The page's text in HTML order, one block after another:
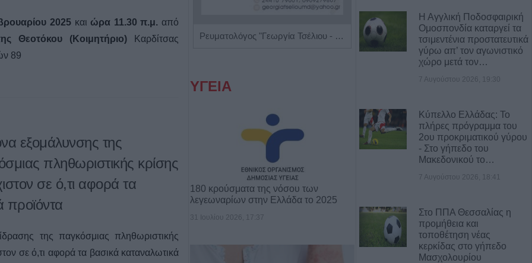
2025και ώρα 11.30 π.μ. από
Θεοτόκου (Κοιμητήριο) Καρδίτσας
89
εξομάλυνσης της
πληθωριστικής κρίσης
σε ό,τι αφορά τα
προϊόντα
της παγκόσμιας πληθωριστικής
σε ό,τι αφορά τα βασικά καταναλωτικά
Παιδοψυχίατρος "Ευθαλία Τζίλα" Ρευματολόγος "Γεωργία Τσέλιου - Κατσούλη" Ειδικός Αλλεργιολόγος 'Δημήτρης Ηλ. Κίτσος'
ΥΓΕΙΑ
180 κρούσματα της νόσου των
λεγεωναρίων στην Ελλάδα το 2025
31 Ιουλίου 2026, 17:37
Η Αγγλική Ποδοσφαιρική
Ομοσπονδία καταργεί τα
τσιμεντένια προστατευτικά
γύρω απ’ τον αγωνιστικό
χώρο μετά τον…
7 Αυγούστου 2026, 19:30
Κύπελλο Ελλάδας: Το
πλήρες πρόγραμμα του
2ου προκριματικού γύρου
- Στο γήπεδο του
Μακεδονικού το…
7 Αυγούστου 2026, 18:41
Στο ΠΠΑ Θεσσαλίας η
προμήθεια και
τοποθέτηση νέας
κερκίδας στο γήπεδο
Μασχολουρίου